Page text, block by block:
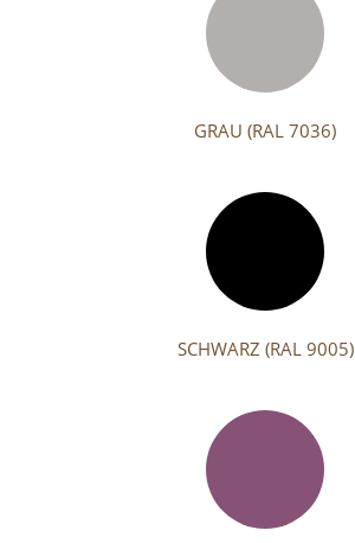
GRAU (RAL 7036)
SCHWARZ (RAL 9005)